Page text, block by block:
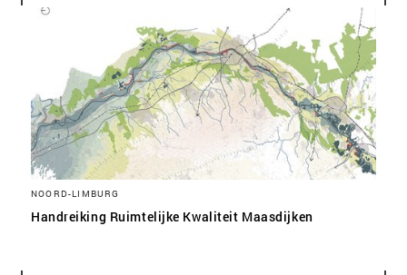
NOORD-LIMBURG
Handreiking Ruimtelijke Kwaliteit Maasdijken